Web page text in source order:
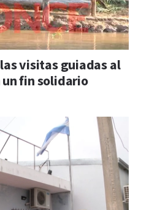
visitas guiadas al
fin solidario